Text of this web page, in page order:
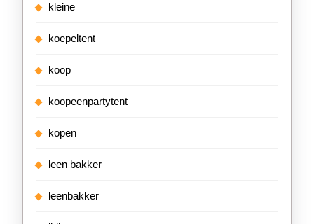
kleine
koepeltent
koop
koopeenpartytent
kopen
leen bakker
leenbakker